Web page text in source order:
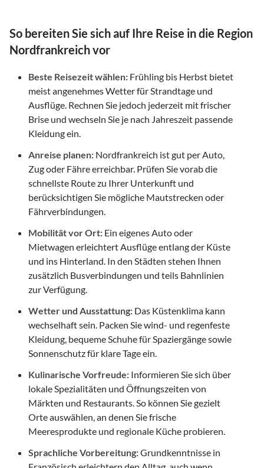
So bereiten Sie sich auf Ihre Reise in die Region
Nordfrankreich vor
Beste Reisezeit wählen: Frühling bis Herbst bietet
meist angenehmes Wetter für Strandtage und
Ausflüge. Rechnen Sie jedoch jederzeit mit frischer
Brise und wechseln Sie je nach Jahreszeit passende
Kleidung ein.
Anreise planen: Nordfrankreich ist gut per Auto,
Zug oder Fähre erreichbar. Prüfen Sie vorab die
schnellste Route zu Ihrer Unterkunft und
berücksichtigen Sie mögliche Mautstrecken oder
Fährverbindungen.
Mobilität vor Ort: Ein eigenes Auto oder
Mietwagen erleichtert Ausflüge entlang der Küste
und ins Hinterland. In den Städten stehen Ihnen
zusätzlich Busverbindungen und teils Bahnlinien
zur Verfügung.
Wetter und Ausstattung: Das Küstenklima kann
wechselhaft sein. Packen Sie wind- und regenfeste
Kleidung, bequeme Schuhe für Spaziergänge sowie
Sonnenschutz für klare Tage ein.
Kulinarische Vorfreude: Informieren Sie sich über
lokale Spezialitäten und Öffnungszeiten von
Märkten und Restaurants. So können Sie gezielt
Orte auswählen, an denen Sie frische
Meeresprodukte und regionale Küche probieren.
Sprachliche Vorbereitung:Grundkenntnisse in